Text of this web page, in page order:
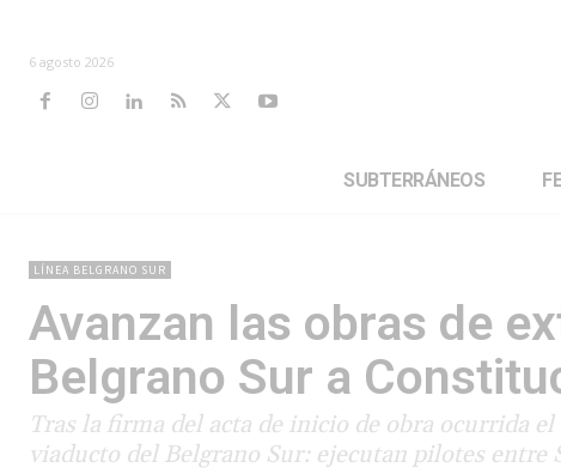
6 agosto 2026
SUBTERRÁNEOS
LÍNEA BELGRANO SUR
Avanzan las obras de
Belgrano Sur a
Tras la firma del acta de inicio de obra ocurrida
viaducto del Belgrano Sur: ejecutan pilotes entre